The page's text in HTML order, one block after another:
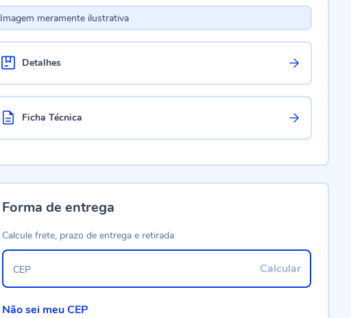
Imagem meramente ilustrativa
Detalhes
Ficha Técnica
Forma de entrega
Calcule frete, prazo de entrega e retirada
Calcular
CEP
Não sei meu CEP